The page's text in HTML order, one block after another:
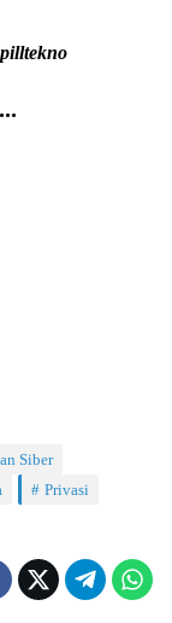
Siber
Privasi